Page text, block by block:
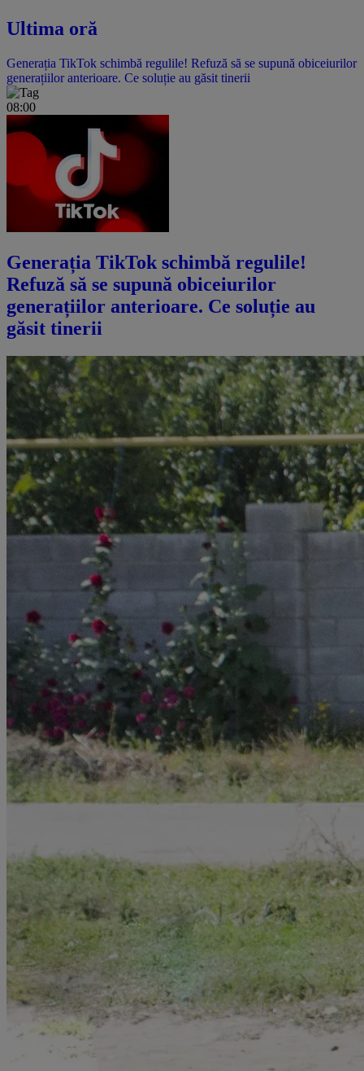
Ultima oră
Generația TikTok schimbă regulile! Refuză să se supună obiceiurilor
generațiilor anterioare. Ce soluție au găsit tinerii
08:00
Generația TikTok schimbă regulile!
Refuză să se supună obiceiurilor
generațiilor anterioare. Ce soluție au
găsit tinerii